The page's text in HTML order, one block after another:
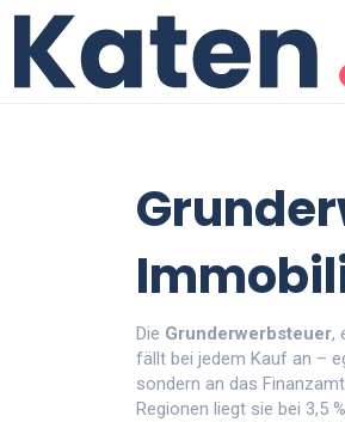
Die Grunderwerbsteuer,
fällt bei jedem Kauf an –
sondern an das
Regionen liegt sie bei 3,5